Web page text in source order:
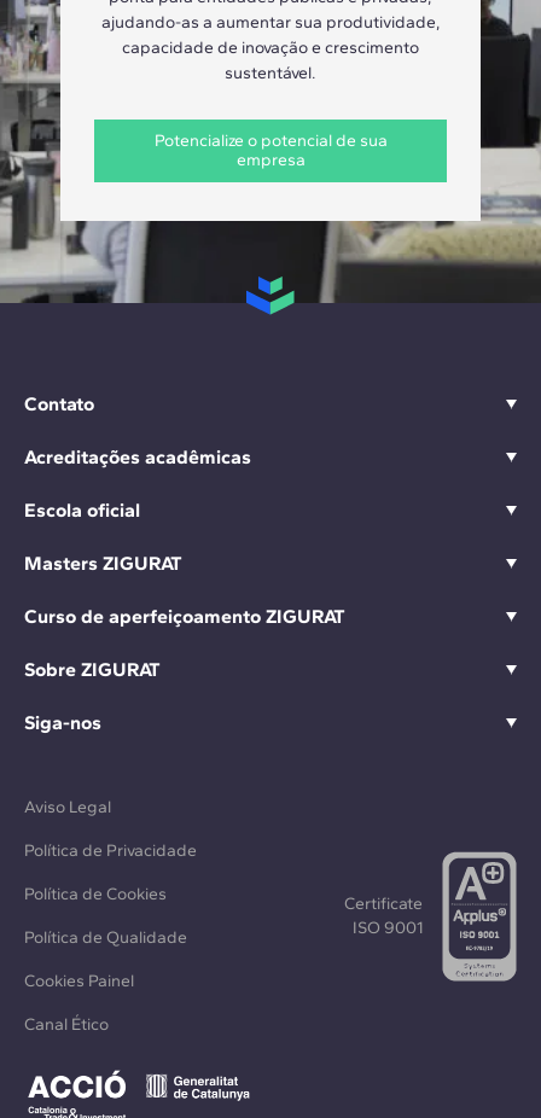
ajudando-as a aumentar sua produtividade,
capacidade de inovação e crescimento
sustentável.
Potencialize o potencial de sua
empresa
Contato
Acreditações acadêmicas
Escola oficial
Masters ZIGURAT
Curso de aperfeiçoamento ZIGURAT
Sobre ZIGURAT
Siga-nos
Aviso Legal
Política de Privacidade
Política de Cookies
Política de Qualidade
Cookies Painel
Canal Ético
Certificate
ISO 9001